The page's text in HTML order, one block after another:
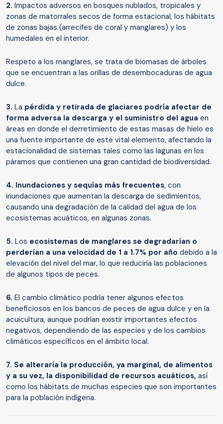
2. Impactos adversos en bosques nublados, tropicales y
zonas de matorrales secos de forma estacional, los hábitats
de zonas bajas (arrecifes de coral y manglares) y los
humedales en el interior.
Respeto a los manglares, se trata de biomasas de árboles
que se encuentran a las orillas de desembocaduras de agua
dulce.
3. La pérdida y retirada de glaciares podría afectar de
forma adversa la descarga y el suministro del agua en
áreas en donde el derretimiento de estas masas de hielo es
una fuente importante de este vital elemento, afectando la
estacionalidad de sistemas tales como las lagunas en los
páramos que contienen una gran cantidad de biodiversidad.
4. Inundaciones y sequías más frecuentes, con
inundaciones que aumentan la descarga de sedimientos,
causando una degradación de la calidad del agua de los
ecosistemas acuáticos, en algunas zonas.
5. Los ecosistemas de manglares se degradarían o
perderían a una velocidad de 1 a 1.7% por año debido a la
elevación del nivel del mar, lo que reduciría las poblaciones
de algunos tipos de peces.
6. El cambio climático podría tener algunos efectos
beneficiosos en los bancos de peces de agua dulce y en la
acuicultura, aunque podrían existir importantes efectos
negativos, dependiendo de las especies y de los cambios
climáticos específicos en el ámbito local.
7. Se alteraría la producción, ya marginal, de alimentos
y a su vez, la disponibilidad de recursos acuáticos, así
como los hábitats de muchas especies que son importantes
para la población indígena.